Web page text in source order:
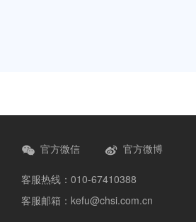
官方微信 官方微博
客服热线：010-67410388
客服邮箱：kefu@chsi.com.cn